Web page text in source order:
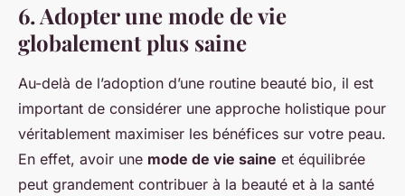
6. Adopter une mode de vie
globalement plus saine
Au-delà de l’adoption d’une routine beauté bio, il est
important de considérer une approche holistique pour
véritablement maximiser les bénéfices sur votre peau.
En effet, avoir une mode de vie saine et équilibrée
peut grandement contribuer à la beauté et à la santé